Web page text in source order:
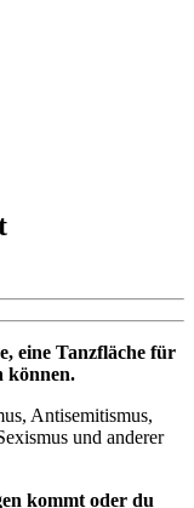
eine Tanzfläche für
können.
Antisemitismus,
und anderer
kommt oder du